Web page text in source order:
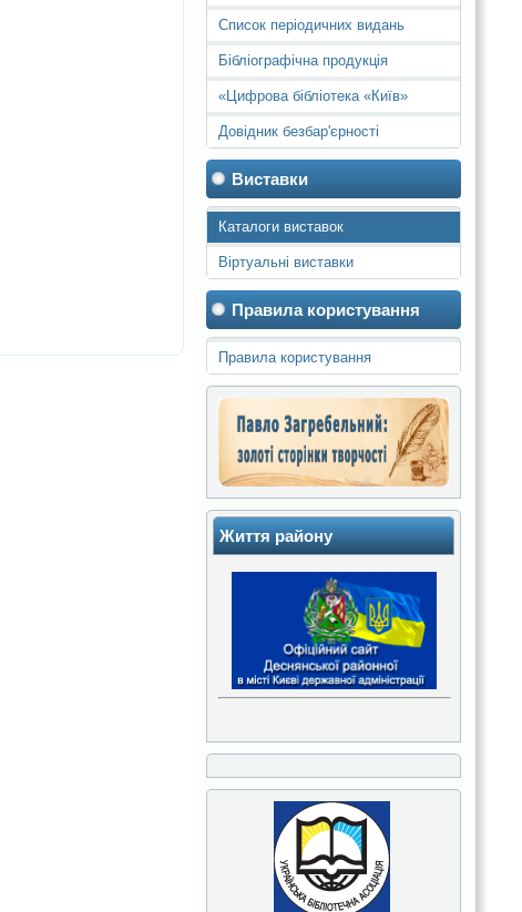
Список періодичних видань
Бібліографічна продукція
«Цифрова бібліотека «Київ»
Довідник безбар'єрності
Виставки
Каталоги виставок
Віртуальні виставки
Правила користування
Правила користування
бібліотеками
Життя району